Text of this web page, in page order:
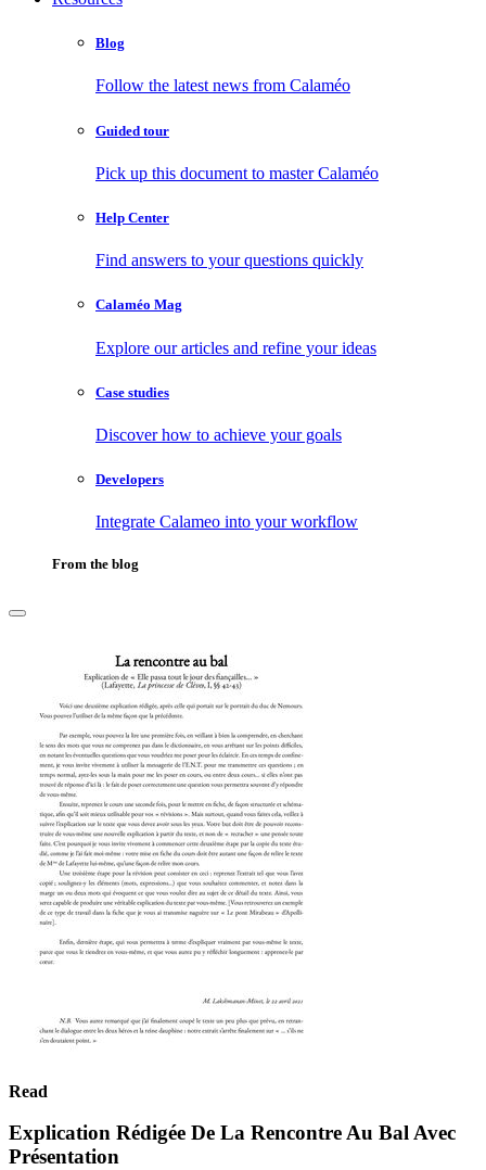
Blog
Follow the latest news from Calaméo
Guided tour
Pick up this document to master Calaméo
Help Center
Find answers to your questions quickly
Calaméo Mag
Explore our articles and refine your ideas
Case studies
Discover how to achieve your goals
Developers
Integrate Calameo into your workflow
From the blog
Read
Explication Rédigée De La Rencontre Au Bal Avec
Présentation